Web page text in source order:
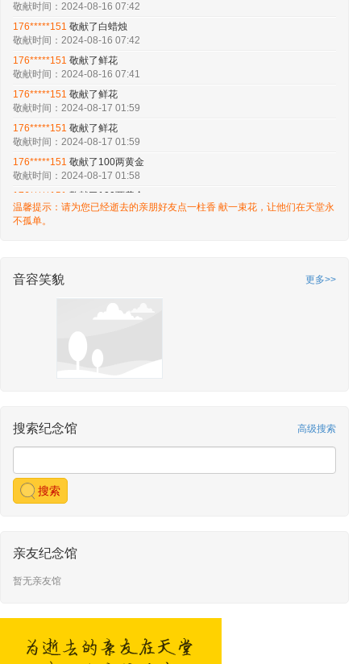
敬献时间：2024-08-16 07:42
176*****151 敬献了白蜡烛
敬献时间：2024-08-16 07:42
176*****151 敬献了鲜花
敬献时间：2024-08-16 07:41
176*****151 敬献了鲜花
敬献时间：2024-08-17 01:59
176*****151 敬献了鲜花
敬献时间：2024-08-17 01:59
176*****151 敬献了100两黄金
敬献时间：2024-08-17 01:58
176*****151 敬献了100两黄金
敬献时间：2024-08-17 01:58
敬献时间：2024-08-16 07:53
176*****151敬献了鹤右
敬献了鲜花
敬献时间：2024-08-16 07:51
176*****151敬献了极乐香
敬献时间：2024-08-16 07:46
敬献时间：2024-08-16 07:45
176*****151
敬献时间：2024-08-16 07:43
温馨提示：请为您已经逝去的亲朋好友点一柱香 献一束花，让他们在天堂永
不孤单。
音容笑貌 更多>>
搜索纪念馆 高级搜索
搜索
亲友纪念馆
暂无亲友馆